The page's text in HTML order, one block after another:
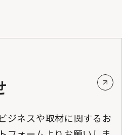
ジネスや取材に関するお